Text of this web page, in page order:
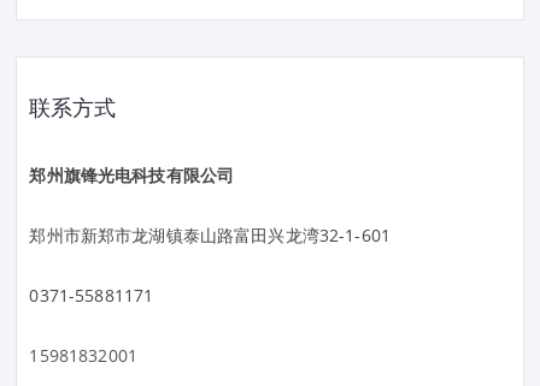
联系方式
郑州旗锋光电科技有限公司
郑州市新郑市龙湖镇泰山路富田兴龙湾32-1-601
0371-55881171
15981832001